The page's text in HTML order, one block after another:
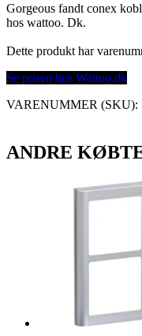
Gorgeous fandt conex
hos wattoo. Dk.
Dette produkt har
Se prisen hos Wattoo.dk
VARENUMMER (SKU):
ANDRE